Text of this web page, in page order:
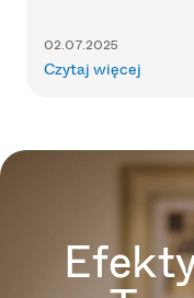
02.07.2025
Czytaj więcej